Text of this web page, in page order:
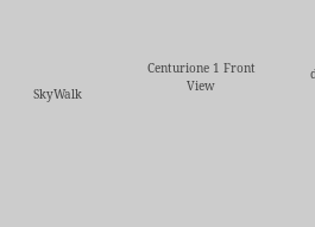
SkyWalk
Centurione 1 Front
View